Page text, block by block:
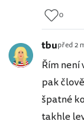
0
tbupřed 2
Řím není
pak
špatné
takhle